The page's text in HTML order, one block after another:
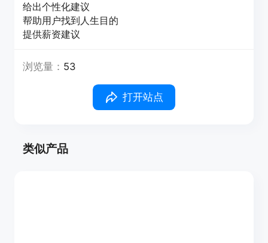
给出个性化建议
帮助用户找到人生目的
提供薪资建议
浏览量： 53
打开站点
类似产品